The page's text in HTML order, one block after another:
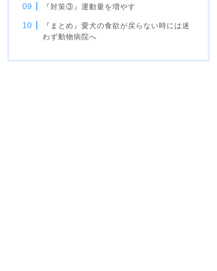
『対策③』運動量を増やす
『まとめ』愛犬の食欲が戻らない時には迷
わず動物病院へ